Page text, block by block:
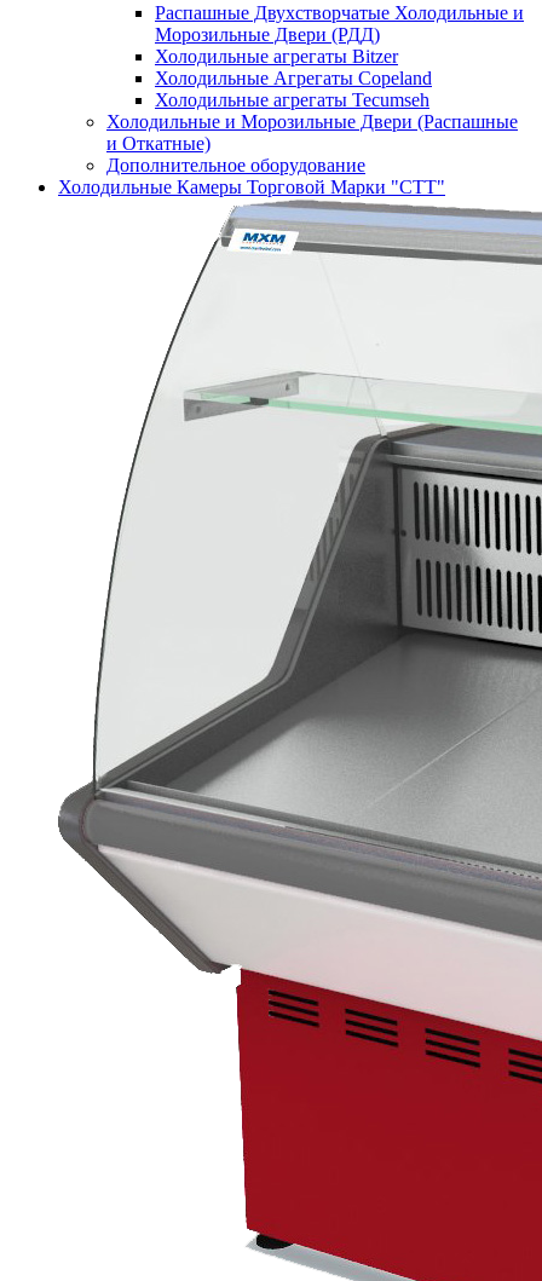
Распашные Двухстворчатые Холодильные и
Морозильные Двери (РДД)
Холодильные агрегаты Bitzer
Холодильные Агрегаты Copeland
Холодильные агрегаты Tecumseh
Холодильные и Морозильные Двери (Распашные
и Откатные)
Дополнительное оборудование
Холодильные Камеры Торговой Марки "СТТ"